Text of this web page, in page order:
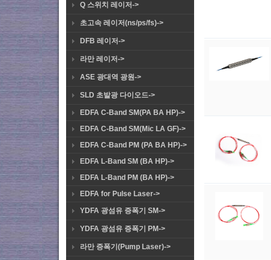
Q 스위치 레이저->
초고속 레이저(ns/ps/fs)->
DFB 레이저->
라만 레이저->
ASE 광대역 광원->
SLD 초발광 다이오드->
EDFA C-Band SM(PA BA HP)->
EDFA C-Band SM(Mic LA GF)->
EDFA C-Band PM (PA BA HP)->
EDFA L-Band SM (BA HP)->
EDFA L-Band PM (BA HP)->
EDFA for Pulse Laser->
YDFA 광섬유 증폭기 SM->
YDFA 광섬유 증폭기 PM->
라만 증폭기(Pump Laser)->